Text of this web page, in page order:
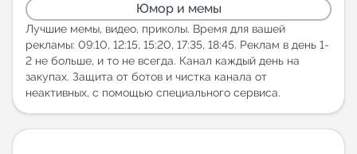
Горящие предложения
Индекс читаемости каналов в Telegram
New
Аналитика MAX каналов
Юмор и мемы
Лучшие мемы, видео, приколы. Время для вашей
рекламы: 09:10, 12:15, 15:20, 17:35, 18:45. Реклам в день 1-
2 не больше, и то не всегда. Канал каждый день на
закупах. Защита от ботов и чистка канала от
неактивных, с помощью специального сервиса.